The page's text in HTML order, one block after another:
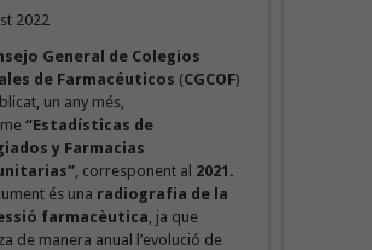
2022
General de Colegios
de Farmacéuticos (CGCOF)
un any més,
“Estadísticas de
y Farmacias
, corresponent al 2021.
és una radiografia de la
farmacèutica , ja que
de manera anual l’evolució de